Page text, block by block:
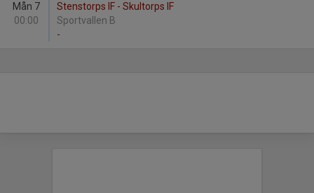
Mån 7
00:00
Stenstorps IF - Skultorps IF
Sportvallen B
-